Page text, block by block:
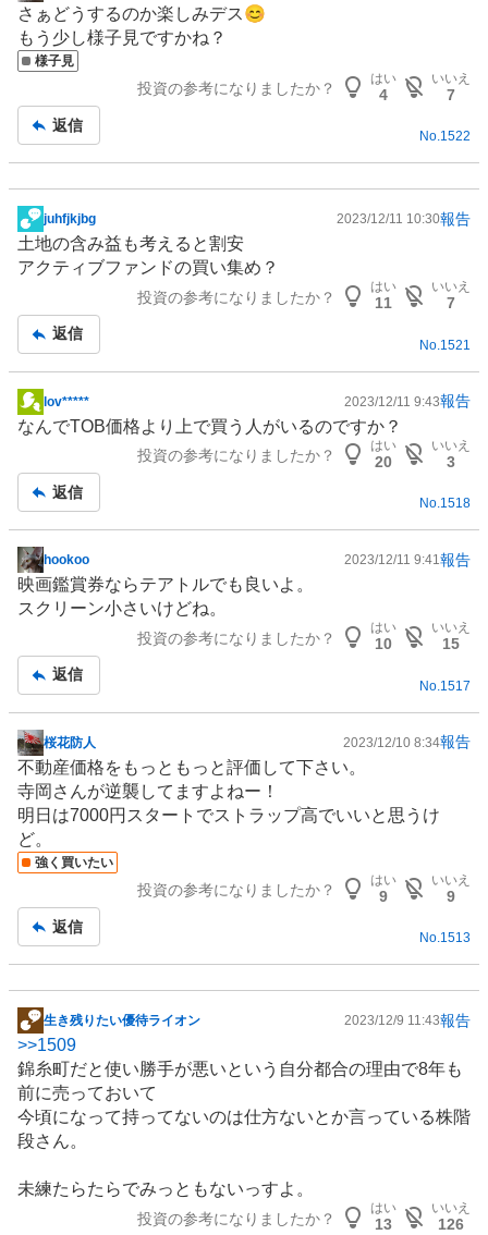
示
板
記
さぁどうするのか楽しみデス😊
もう少し様子見ですかね？
様子見
投資の参考になりましたか？
はい
4
いいえ
7
返信
No.1522
掲
示
板
juhfjkjbg 2023/12/11 10:30報告
土地の含み益も考えると割安
アクティブファンドの買い集め？
投資の参考になりましたか？
はい
11
いいえ
7
返信
No.1521
掲
示
事
lov***** 2023/12/11 9:43報告
なんでTOB価格より上で買う人がいるのですか？
投資の参考になりましたか？
はい
20
いいえ
3
返信
No.1518
掲
示
板
hookoo 2023/12/11 9:41報告
映画鑑賞券ならテアトルでも良いよ。
スクリーン小さいけどね。
投資の参考になりましたか？
はい
10
いいえ
15
返信
No.1517
掲
示
板
記
事
桜花防人 2023/12/10 8:34報告
不動産価格をもっともっと評価して下さい。
寺岡さんが逆襲してますよねー！
明日は7000円スタートでストラップ高でいいと思うけ
ど。
強く買いたい
投資の参考になりましたか？
はい
9
いいえ
9
返信
No.1513
掲
示
板
記
事
生き残りたい優待ライオン 2023/12/9 11:43報告
>>1509
錦糸町だと使い勝手が悪いという自分都合の理由で8年も
前に売っておいて
今頃になって持ってないのは仕方ないとか言っている株階
段さん。
未練たらたらでみっともないっすよ。
投資の参考になりましたか？
はい
13
いいえ
126